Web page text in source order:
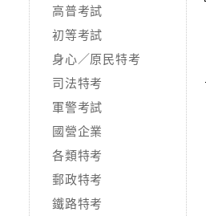
高普考試
初等考試
身心／原民特考
司法特考
軍警考試
國營企業
各類特考
郵政特考
鐵路特考